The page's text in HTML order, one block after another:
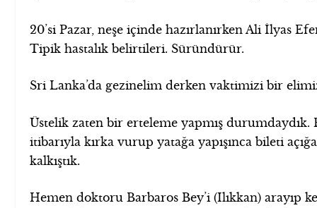
20’si Pazar, neşe içinde hazırlanırken Ali İlyas
Tipik hastalık belirtileri. Süründürür.
Sri Lanka’da gezinelim derken vaktimizi bir
Üstelik zaten bir erteleme yapmış durumdaydık.
itibarıyla kırka vurup yatağa yapışınca bileti
kalkıştık.
Hemen doktoru Barbaros Bey’i (Ilıkkan)